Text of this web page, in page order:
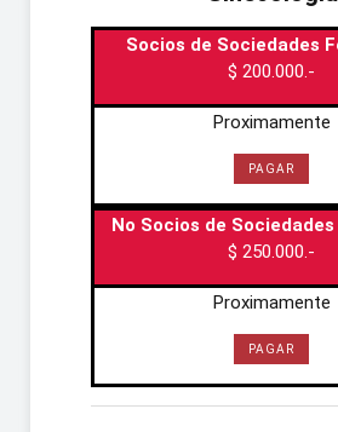
Socios de Sociedades
$ 200.000.-
Proximamente
PAGAR
No Socios de
$ 250.000.-
Proximamente
PAGAR